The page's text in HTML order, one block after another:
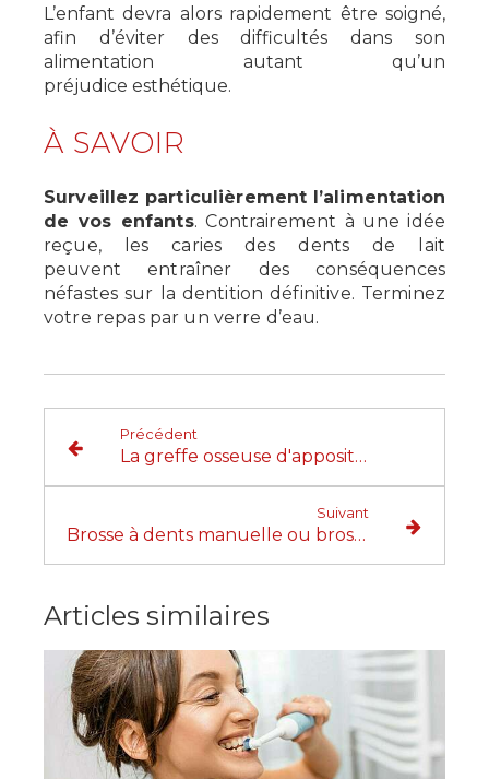
L’enfant devra alors rapidement être soigné,
afin d’éviter des difficultés dans son
alimentation autant qu’un
préjudice esthétique.
À SAVOIR
Surveillez particulièrement l’alimentation
de vos enfants. Contrairement à une idée
reçue, les caries des dents de lait
peuvententraîner des conséquences
néfastes sur la dentition définitive. Terminez
votre repas par un verre d’eau.
Précédent
La greffe osseuse d'apposition ou greffe en onlay
Suivant
Brosse à dents manuelle ou brosse à dents électrique ?
Articles similaires